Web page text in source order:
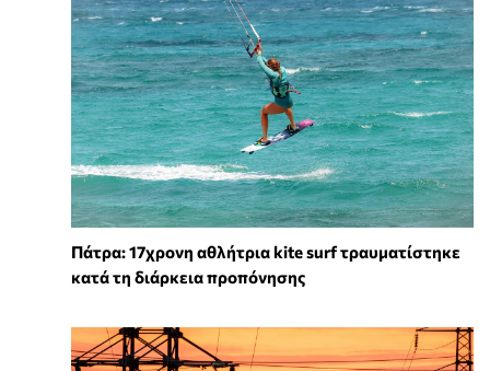
Πάτρα: 17χρονη αθλήτρια kite surf τραυματίστηκε
κατά τη διάρκεια προπόνησης